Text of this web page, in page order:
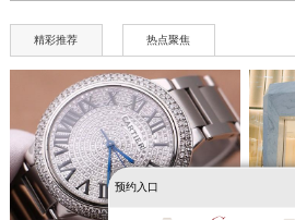
精彩推荐 热点聚焦
预约入口